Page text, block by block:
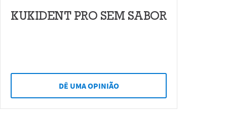
KUKIDENT PRO SEM SABOR
DÊ UMA OPINIÃO